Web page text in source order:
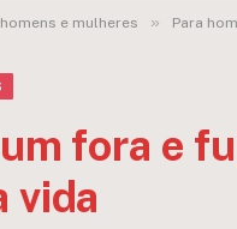
e mulheres » Para
fora e
vida